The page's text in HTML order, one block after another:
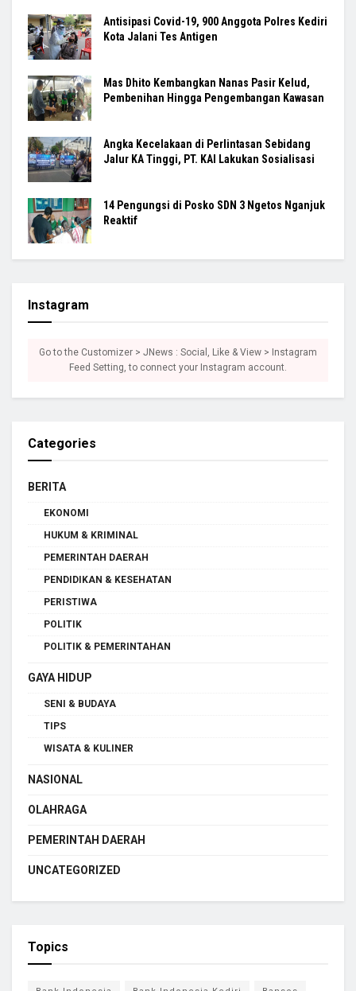
Antisipasi Covid-19, 900 Anggota Polres Kediri
Kota Jalani Tes Antigen
Mas Dhito Kembangkan Nanas Pasir Kelud,
Pembenihan Hingga Pengembangan Kawasan
Angka Kecelakaan di Perlintasan Sebidang
Jalur KA Tinggi, PT. KAI Lakukan Sosialisasi
14 Pengungsi di Posko SDN 3 Ngetos Nganjuk
Reaktif
Instagram
Go to the Customizer > JNews : Social, Like & View > Instagram
Feed Setting, to connect your Instagram account.
Categories
BERITA
EKONOMI
HUKUM & KRIMINAL
PEMERINTAH DAERAH
PENDIDIKAN & KESEHATAN
PERISTIWA
POLITIK
POLITIK & PEMERINTAHAN
GAYA HIDUP
SENI & BUDAYA
TIPS
WISATA & KULINER
NASIONAL
OLAHRAGA
PEMERINTAH DAERAH
UNCATEGORIZED
Topics